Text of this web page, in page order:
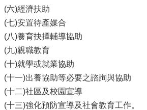
(六)經濟扶助
(七)安置待產媒合
(八)養育抉擇輔導協助
(九)親職教育
(十)就學或就業協助
(十一)出養協助等必要之諮詢與協助
(十二)社區及校園宣導
(十三)強化預防宣導及社會教育工作。